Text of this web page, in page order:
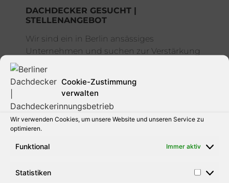
Cookie-Zustimmung
verwalten
Wir verwenden Cookies, um unsere Website und unseren Service zu
optimieren.
Funktional Immer aktiv
Statistiken
DACHDECKER GESUCHT |
STELLENANGEBOT
Wir sind ein in Berlin ansässiges
Unternehmen und suchen zur Verstärkung
Dachdecker – Dach-, Wand- und
Abdichtungstechnik in Vollzeit.
31. AUGUST 2010
SCHNEELASTEN AUF DÄCHER